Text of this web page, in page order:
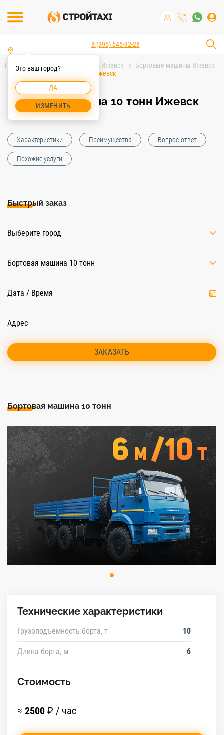
Это ваш город?
ДА
ИЗМЕНИТЬ
8 (995) 645-92-28
Главная Аренда спецтехники Ижевск
Бортовые машины Ижевск
Бортовая машина 10 тонн Ижевск
Бортовая машина 10 тонн Ижевск
Характеристики Преимущества Вопрос-ответ
Похожие услуги
Быстрый заказ
Выберите город
Бортовая машина 10 тонн
ЗАКАЗАТЬ
Бортовая машина 10 тонн
Технические характеристики
Грузоподъемность борта, т 10
Длина борта, м 6
Стоимость
≈ 2500 ₽ / час